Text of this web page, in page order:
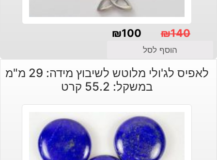
₪140
המקורי
היה:
₪100
הנוכחי
הוא:
הוסף לסל
לאפיס לג'ולי מלוטש לשיבוץ מידה: 29 מ"מ
במשקל: 55.2 קרט